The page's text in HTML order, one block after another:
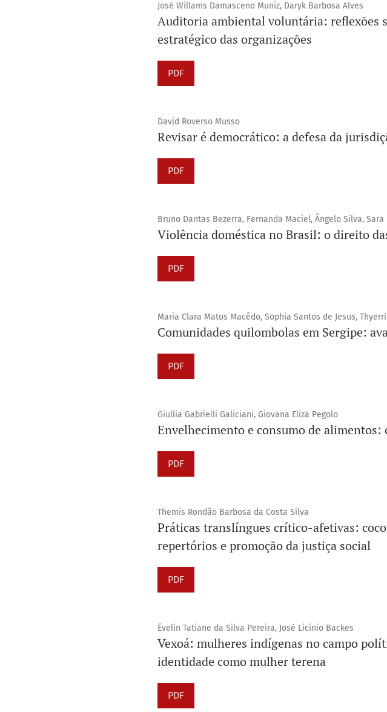
José Willams Damasceno Muniz, Daryk Barbosa Alves
Auditoria ambiental voluntária: reflexões
estratégico das organizações
PDF
David Roverso Musso
Revisar é democrático: a defesa da
PDF
Bruno Dantas Bezerra, Fernanda Maciel, Ângelo Silva, Sara
Violência doméstica no Brasil: o direito
PDF
Maria Clara Matos Macêdo, Sophia Santos de Jesus,
Comunidades quilombolas em Sergipe:
PDF
Giullia Gabrielli Galiciani, Giovana Eliza Pegolo
Envelhecimento e consumo de alimentos:
PDF
Themis Rondão Barbosa da Costa Silva
Práticas translíngues crítico-afetivas:
repertórios e promoção da justiça social
PDF
Évelin Tatiane da Silva Pereira, José Licinio Backes
Vexoá: mulheres indígenas no campo
identidade como mulher terena
PDF